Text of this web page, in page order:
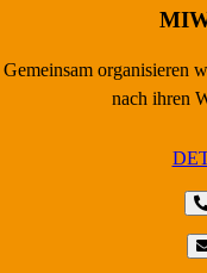
Gemeinsam organisieren
nach ihren